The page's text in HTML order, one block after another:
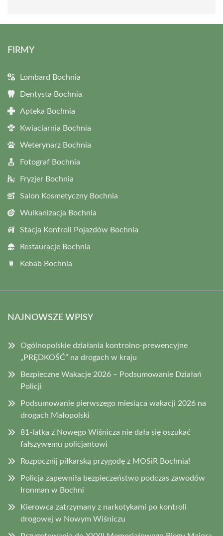
FIRMY
Lombard Bochnia
Dentysta Bochnia
Apteka Bochnia
Kwiaciarnia Bochnia
Weterynarz Bochnia
Fotograf Bochnia
Fryzjer Bochnia
Salon Kosmetyczny Bochnia
Wulkanizacja Bochnia
Stacja Kontroli Pojazdów Bochnia
Restauracje Bochnia
Kebab Bochnia
NAJNOWSZE WPISY
Ogólnopolskie działania kontrolno-prewencyjne
„PRĘDKOŚĆ” na drogach w kraju
Bezpieczne Wakacje 2026 – Podsumowanie Działań
Policji
Podsumowanie pierwszego miesiąca wakacji 2026 na
drogach Małopolski
81-latka z Nowego Wiśnicza nie dała się oszukać
fałszywemu policjantowi
Rozpocznij piłkarską przygodę z MOSiR Bochnia!
Policja zapewniła bezpieczeństwo podczas zawodów
Ironman w Bochni
Kierowca zatrzymany z narkotykami po kontroli
drogowej w Nowym Wiśniczu